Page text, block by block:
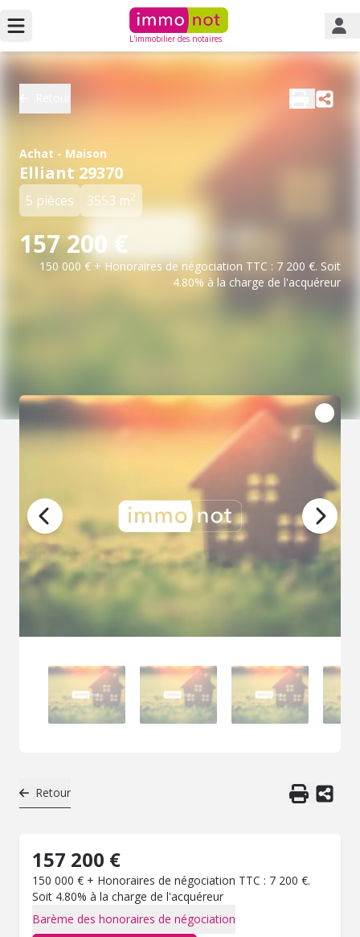
L'immobilier des notaires
Achat - Maison
Elliant 29370
5 pièces 3553 m2
157 200 €
150 000 € + Honoraires de négociation TTC : 7 200 €. Soit
4.80% à la charge de l'acquéreur
Retour
157 200 €
150 000 € + Honoraires de négociation TTC : 7 200 €.
Soit 4.80% à la charge de l'acquéreur
Barème des honoraires de négociation